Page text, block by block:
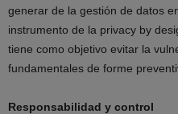
generar de la gestión de datos
instrumento de la privacy by
tiene como objetivo evitar la
fundamentales de forme
Responsabilidad y control